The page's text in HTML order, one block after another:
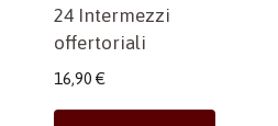
24 Intermezzi
offertoriali
16,90 €